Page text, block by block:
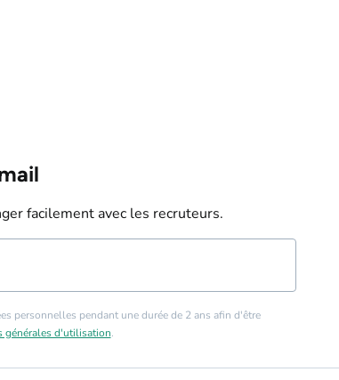
facilement avec les recruteurs.
personnelles pendant une durée de 2 ans afin d'être
générales d'utilisation.